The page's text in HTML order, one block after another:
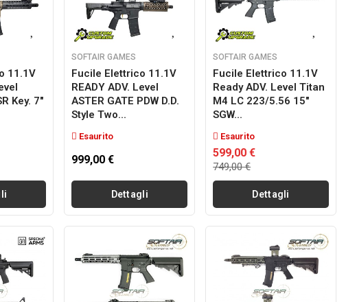
11.1V
Key. 7"
SOFTAIR GAMES
Fucile Elettrico 11.1V
READY ADV. Level
ASTER GATE PDW D.D.
Style Two...
Esaurito
999,00 €
Dettagli
SOFTAIR GAMES
Fucile Elettrico 11.1V
Ready ADV. Level Titan
M4 LC 223/5.56 15"
SGW...
Esaurito
599,00 €
749,00 €
Dettagli